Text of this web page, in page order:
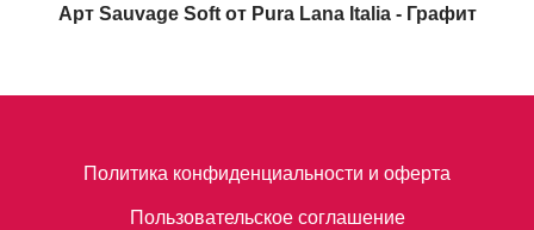
Арт Sauvage Soft от Pura Lana Italia - Графит
Политика конфиденциальности и оферта
Пользовательское соглашение